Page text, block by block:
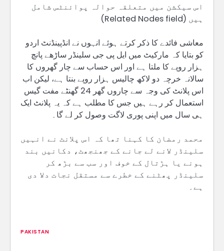
اس سیکشن میں متعلقہ حوالہ پوائنٹس شامل
ہیں (Related Nodes field)
معاشی فائدے کا ذکر کرتے ہوئے انہوں نے انڈپینڈنٹ اردو
کو بتایا کہ مارکیٹ میں ایل پی جی سلینڈر ساڑھے پانچ
ہزار روپے کا ملتا ہے اور اس حساب سے چار گھروں کا
سالانہ خرچہ دو لاکھ چالیس ہزار روپے بنتا ہے، لیکن اب
اس پلانٹ کی وجہ سے چاروں گھر 24 گھنٹے مفت گیس
استعمال کر رہے ہیں جس کا مطلب ہے کہ یہ پلانٹ ایک
ہی سال میں اپنی پوری لاگت وصول کر لے گا۔
محمد رمضان کا کہنا تھا کہ اس پلانٹ نے انہیں
سلینڈر لانے لے جانے کے جھنجھٹ، دکانیں بند
ہونے یا ہڑتال کے خوف اور سب سے بڑھ کر
سلینڈر پھٹنے کے خطرے سے مستقل نجات دلا دی
ہے۔
PAKISTAN